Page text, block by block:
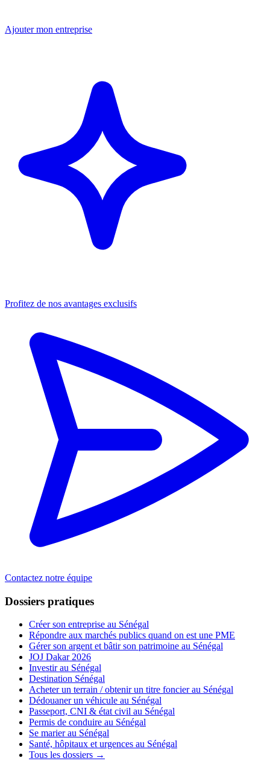
Ajouter mon entreprise
Profitez de nos avantages exclusifs
Contactez notre équipe
Dossiers pratiques
Créer son entreprise au Sénégal
Répondre aux marchés publics quand on est une PME
Gérer son argent et bâtir son patrimoine au Sénégal
JOJ Dakar 2026
Investir au Sénégal
Destination Sénégal
Acheter un terrain / obtenir un titre foncier au Sénégal
Dédouaner un véhicule au Sénégal
Passeport, CNI & état civil au Sénégal
Permis de conduire au Sénégal
Se marier au Sénégal
Santé, hôpitaux et urgences au Sénégal
Tous les dossiers →